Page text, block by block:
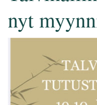
nyt